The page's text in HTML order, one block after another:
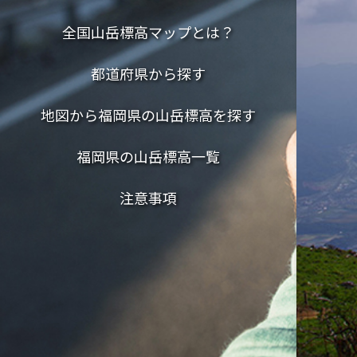
全国山岳標高マップとは？
都道府県から探す
地図から福岡県の山岳標高を探す
福岡県の山岳標高一覧
注意事項